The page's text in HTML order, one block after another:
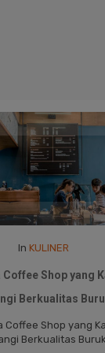
Buatkan Restoran